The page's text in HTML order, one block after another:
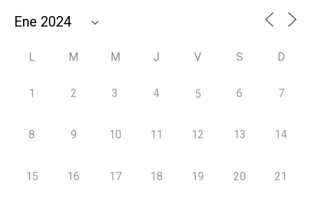
L M M J V S D
1 2 3 4 5 6 7
8 9 10 11 12 13 14
15 16 17 18 19 20 21